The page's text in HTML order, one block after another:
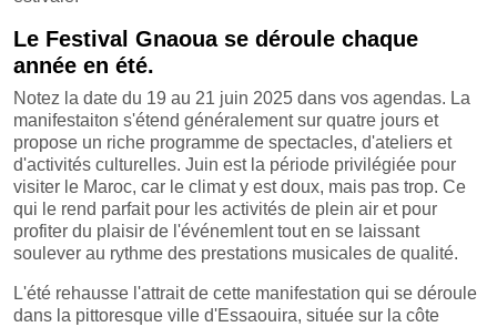
Le Festival Gnaoua se déroule chaque
année en été.
Notez la date du 19 au 21 juin 2025 dans vos agendas. La
manifestaiton s'étend généralement sur quatre jours et
propose un riche programme de spectacles, d'ateliers et
d'activités culturelles. Juin est la période privilégiée pour
visiter le Maroc, car le climat y est doux, mais pas trop. Ce
qui le rend parfait pour les activités de plein air et pour
profiter du plaisir de l'événemlent tout en se laissant
soulever au rythme des prestations musicales de qualité.
L'été rehausse l'attrait de cette manifestation qui se déroule
dans la pittoresque ville d'Essaouira, située sur la côte